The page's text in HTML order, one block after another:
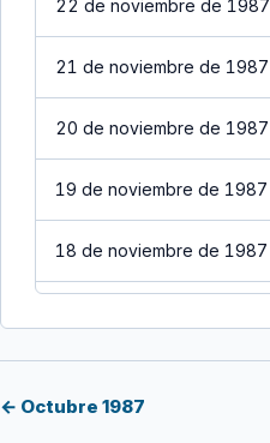
22 de noviembre de 1987
21 de noviembre de 1987
20 de noviembre de 1987
19 de noviembre de 1987
18 de noviembre de 1987
← Octubre 1987